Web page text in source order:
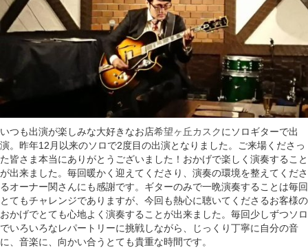
いつも出演が楽しみな大好きなお店希望ヶ丘カスクにソロギターで出
演。昨年12月以来のソロで2度目の出演となりました。ご来場くださっ
た皆さま本当にありがとうございました！おかげで楽しく演奏すること
が出来ました。毎回暖かく迎えてくださり、演奏の環境を整えてくださ
るオーナー関さんにも感謝です。ギターのみで一晩演奏することは毎回
とてもチャレンジでありますが、今回も熱心に聴いてくださるお客様の
おかげでとても心地よく演奏することが出来ました。毎回少しずつソロ
でいろいろなレパートリーに挑戦しながら、じっくり丁寧に自分の音
に、音楽に、向かい合うとても貴重な時間です。